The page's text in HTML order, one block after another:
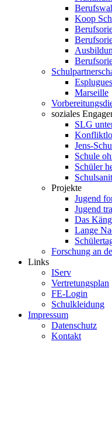
Koop
Esplugues
Marseille
soziales
SLG
Jens-
Schule
Schüler
Projekte
Jugend
Jugend
Das
Lange
Forschung an
Links
IServ
Vertretungsplan
FE-Login
Schulkleidung
Impressum
Datenschutz
Kontakt